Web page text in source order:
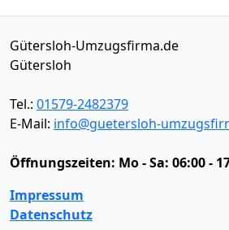
Gütersloh-Umzugsfirma.de
Gütersloh
Tel.: 01579-2482379
E-Mail: info@guetersloh-
Öffnungszeiten: Mo - Sa: 06:00 -
Impressum
Datenschutz